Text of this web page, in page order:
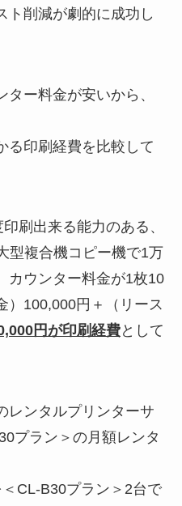
ト削減が劇的に成功し
ター料金が安いから、
る印刷経費を比較して
刷出来る能力のある、
型複合機コピー機で1万
カウンター料金が1枚10
）100,000円＋（リース
円が印刷経費として
レンタルプリンターサ
プラン＞の月額レンタ
CL-B30プラン＞2台で